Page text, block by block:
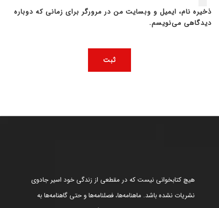
ذخیره نام، ایمیل و وبسایت من در مرورگر برای زمانی که دوباره
دیدگاهی می‌نویسم.
هیچ کتابخوانی نیست که در مقطعی از زندگی خود اسیر جادوی
نشریات نشده باشد. ماهنامه‌ها، فصلنامه‌ها و حتی گاهنامه‌ها به